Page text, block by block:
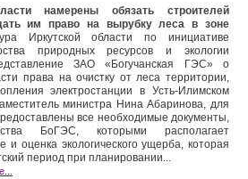
намерены обязать строителей
им право на вырубку леса в зоне
Иркутской области по инициативе
природных ресурсов и экологии
ЗАО «Богучанская ГЭС» о
права на очистку от леса территории,
электростанции в Усть-Илимском
министра Нина Абаринова, для
все необходимые документы,
БоГЭС, которыми располагает
и оценка экологического ущерба, которая
период при планировании...